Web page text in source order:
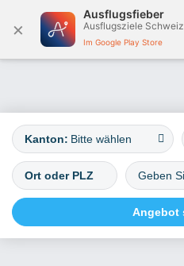
×
Ausflugsfieber
Ausflugsziele Schweiz
Im Google Play Store
Kanton: Bitte wählen